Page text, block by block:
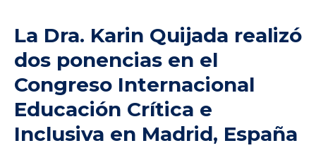
La Dra. Karin Quijada realizó
dos ponencias en el
Congreso Internacional
Educación Crítica e
Inclusiva en Madrid, España